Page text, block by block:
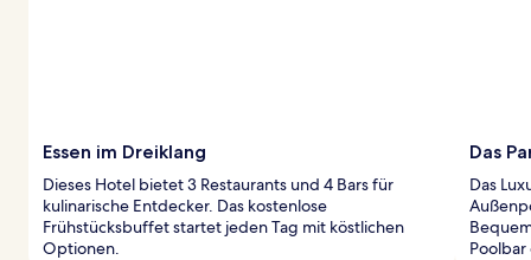
Essen im Dreiklang
Dieses Hotel bietet 3 Restaurants und 4 Bars für
kulinarische Entdecker. Das kostenlose
Frühstücksbuffet startet jeden Tag mit köstlichen
Optionen.
Das
Das